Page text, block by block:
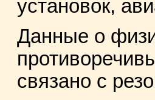
установок,
Данные о
связано с